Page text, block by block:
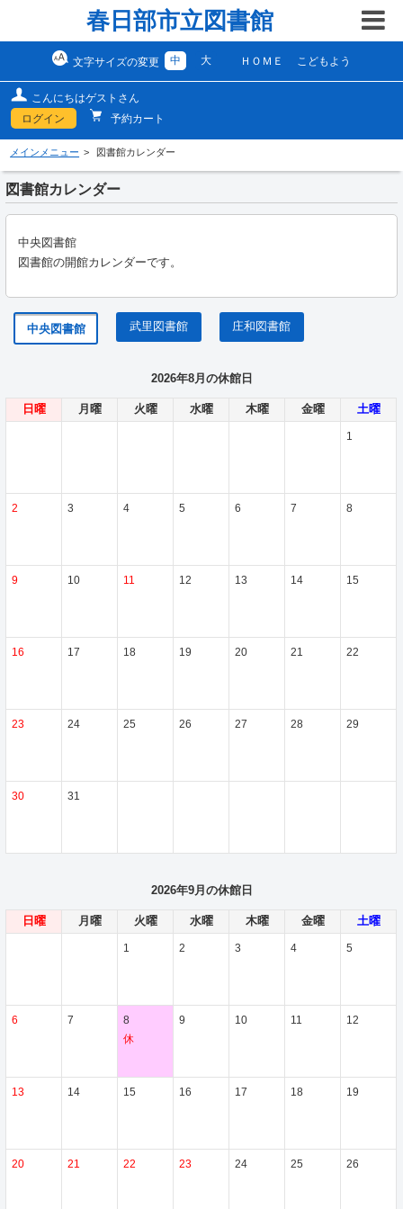
春日部市立図書館
文字サイズの変更 中 大 ＨＯＭＥ こどもよう
こんにちはゲストさん
ログイン
予約カート
メインメニュー 図書館カレンダー
図書館カレンダー
中央図書館
図書館の開館カレンダーです。
中央図書館 武里図書館 庄和図書館
2026年8月の休館日
日曜 月曜 火曜 水曜 木曜 金曜 土曜
1
2 3 4 5 6 7 8
9 10 11 12 13 14 15
16 17 18 19 20 21 22
23 24 25 26 27 28 29
30 31
2026年9月の休館日
日曜 月曜 火曜 水曜 木曜 金曜 土曜
1 2 3 4 5
6 7
8
休
9 10 11 12
13 14 15 16 17 18 19
20 21 22 23 24 25 26